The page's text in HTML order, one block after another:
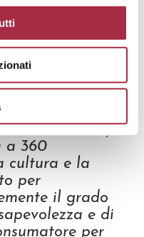
sia sui
tradizionali
già
altri
La nostra
i valori
Modena IGP,
a 360
cultura e la
per
il grado
e di
e per